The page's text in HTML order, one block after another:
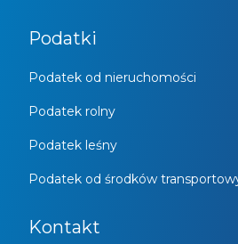
Podatki
Podatek od nieruchomości
Podatek rolny
Podatek leśny
Podatek od środków
Kontakt